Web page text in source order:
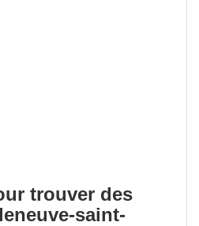
trouver des
saint-